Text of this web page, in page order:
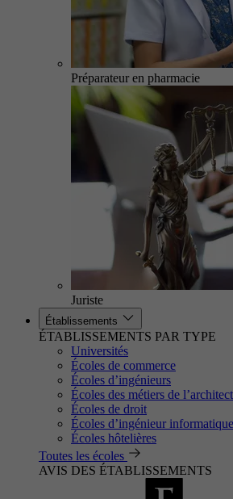
Préparateur en pharmacie
Juriste
Établissements
ÉTABLISSEMENTS PAR TYPE
Universités
Écoles de commerce
Écoles d’ingénieurs
Écoles des métiers de
Écoles de droit
Écoles d’ingénieur informatique
Écoles hôtelières
Toutes les écoles
AVIS DES ÉTABLISSEMENTS